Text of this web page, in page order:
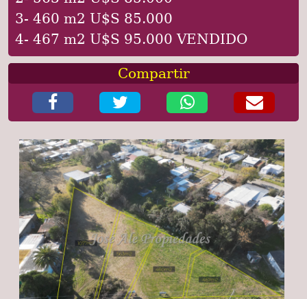
3- 460 m2 U$S 85.000
4- 467 m2 U$S 95.000 VENDIDO
Compartir